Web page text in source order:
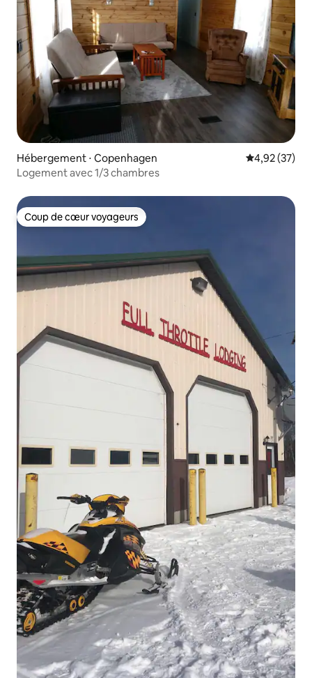
Hébergement ⋅ Copenhagen Évaluation
4,92 (37)
Logement avec 1/3 chambres
Coup de cœur voyageurs
Coup de cœur voyageurs